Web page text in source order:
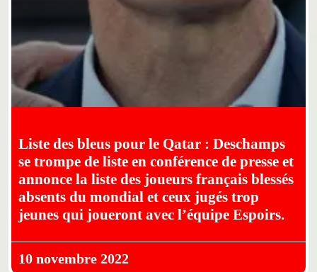
Liste des bleus pour le Qatar : Deschamps
se trompe de liste en conférence de presse et
annonce la liste des joueurs français blessés
absents du mondial et ceux jugés trop
jeunes qui joueront avec l’équipe Espoirs.
10 novembre 2022